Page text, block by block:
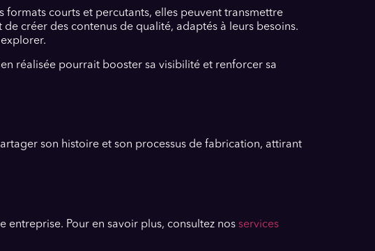
formats courts et percutants, elles peuvent transmettre
de créer des contenus de qualité, adaptés à leurs besoins.
réalisée pourrait booster sa visibilité et renforcer sa
son histoire et son processus de fabrication, attirant
Pour en savoir plus, consultez nos services